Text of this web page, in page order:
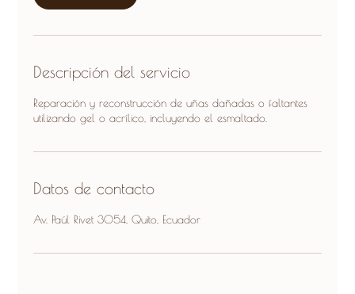
Descripción del servicio
Reparación y reconstrucción de uñas dañadas o faltantes
utilizando gel o acrílico, incluyendo el esmaltado.
Datos de contacto
Av. Paúl Rivet 3054, Quito, Ecuador